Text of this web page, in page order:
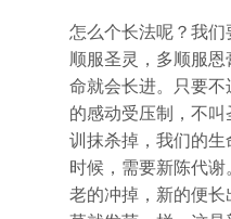
怎么个长法呢？我
顺服圣灵，多顺服
命就会长进。只要
的感动受压制，不
训抹杀掉，我们的
时候，需要新陈代
老的冲掉，新的便长